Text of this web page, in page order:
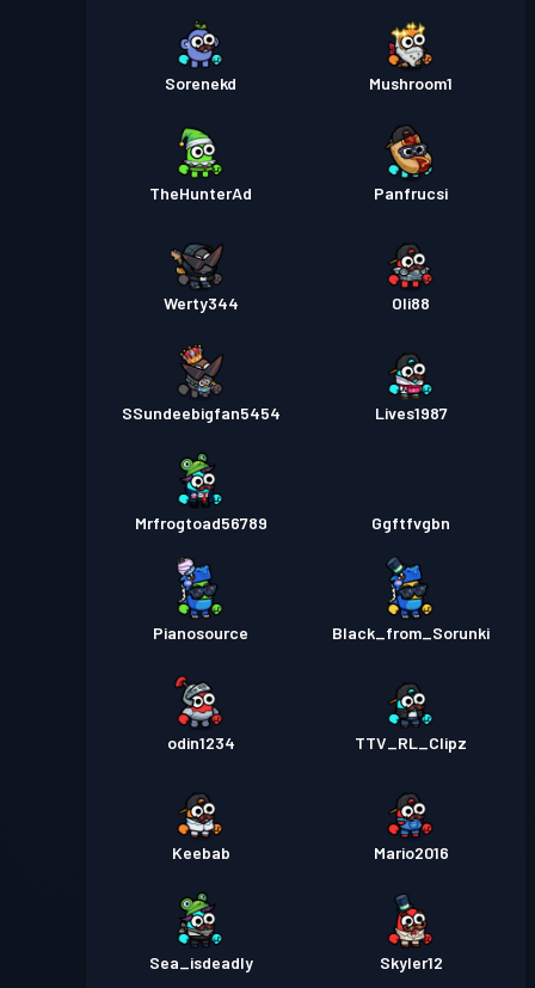
Sorenekd Mushroom1
TheHunterAd Panfrucsi
Werty344 Oli88
SSundeebigfan5454 Lives1987
Mrfrogtoad56789 Ggftfvgbn
Pianosource Black_from_Sorunki
odin1234 TTV_RL_Clipz
Keebab Mario2016
Sea_isdeadly Skyler12